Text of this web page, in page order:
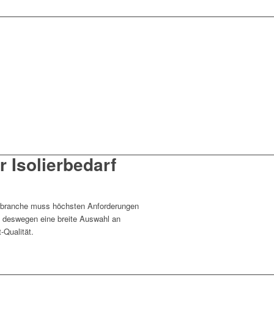
Isolierbedarf
muss höchsten Anforderungen
eine breite Auswahl an
Qualität.